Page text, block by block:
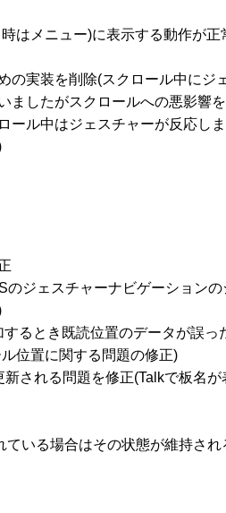
はメニュー)に表示する動作が正
の実装を削除(スクロール中にジ
ましたがスクロールへの悪影響
ール中はジェスチャーが反応し
のジェスチャーナビゲーションの
るとき既読位置のデータが誤っ
位置に関する問題の修正)
される問題を修正(Talkで板名が
いる場合はその状態が維持され